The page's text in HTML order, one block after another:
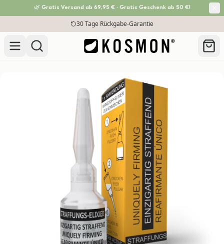
🌿 Gratis Versand ab 69,95 € · Gratis Geschenk ab 50 €!
Zum Inhalt springen30 Tage Rückgabe-Garantie